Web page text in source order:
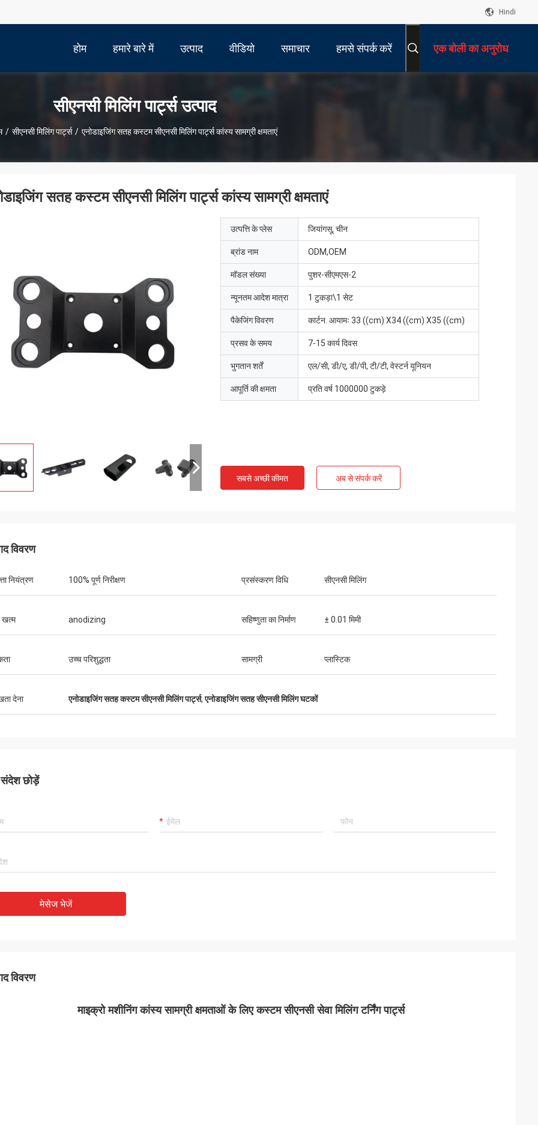
Hindi
होम हमारे बारे में उत्पाद वीडियो समाचार हमसे संपर्क करें एक बोली का अनुरोध
सीएनसी मिलिंग पार्ट्स उत्पाद
/ सीएनसी मिलिंग पार्ट्स / एनोडाइजिंग सतह कस्टम सीएनसी मिलिंग पार्ट्स कांस्य सामग्री क्षमताएं
मददगार हैं।
कमिल
उत्कृष्ट गुणवत्ता, प्रतिस्पर्धी मूल्य और उत्कृष्ट संचार।
सतह कस्टम सीएनसी मिलिंग पार्ट्स कांस्य सामग्री क्षमताएं
उत्पत्ति के प्लेस जियांगसू, चीन
ब्रांड नाम ODM,OEM
मॉडल संख्या पुशर-सीएमएस-2
न्यूनतम आदेश मात्रा 1 टुकड़ा\1 सेट
पैकेजिंग विवरण कार्टन. आयामः 33 ((cm) X34 ((cm) X35 ((cm)
प्रसव के समय 7-15 कार्य दिवस
भुगतान शर्तें एल/सी, डी/ए, डी/पी, टी/टी, वेस्टर्न यूनियन
आपूर्ति की क्षमता प्रति वर्ष 1000000 टुकड़े
सबसे अच्छी कीमत अब से संपर्क करें
विवरण
नियंत्रण 100% पूर्ण निरीक्षण प्रसंस्करण विधि सीएनसी मिलिंग
खत्म anodizing सहिष्णुता का निर्माण ± 0.01 मिमी
उच्च परिशुद्धता सामग्री प्लास्टिक
देना एनोडाइजिंग सतह कस्टम सीएनसी मिलिंग पार्ट्स,एनोडाइजिंग सतह सीएनसी मिलिंग घटकों
छोड़ें
मेसेज भेजें
विवरण
माइक्रो मशीनिंग कांस्य सामग्री क्षमताओं के लिए कस्टम सीएनसी सेवा मिलिंग टर्निंग पार्ट्स